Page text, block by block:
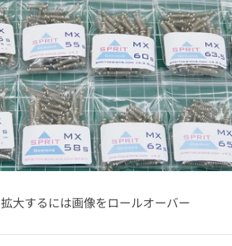
拡大するには画像をロールオーバー